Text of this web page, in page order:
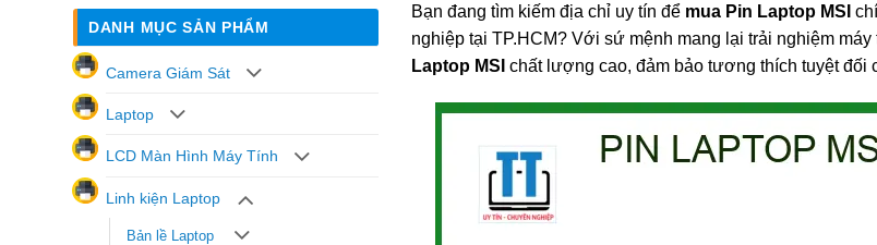
DANH MỤC SẢN PHẨM
Camera Giám Sát
Laptop
LCD Màn Hình Máy Tính
Linh kiện Laptop
Bản lề Laptop
Bạn đang tìm kiếm địa chỉ uy tín để mua Pin Laptop MSI
nghiệp tại TP.HCM? Với sứ mệnh mang lại trải nghiệm
Laptop MSI chất lượng cao, đảm bảo tương thích tuyệt đối